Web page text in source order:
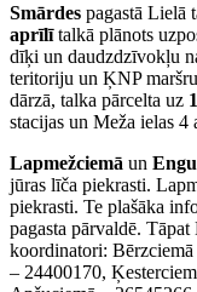
Smārdes pagastā Lielā
aprīlītalkā plānots
dīķi un daudzdzīvokļu
teritoriju un ĶNP
dārzā, talka pārcelta uz
stacijas un Meža ielas
Lapmežciemā un
jūras līča piekrasti.
piekrasti. Te plašāka
pagasta pārvaldē.
koordinatori:
– 24400170,